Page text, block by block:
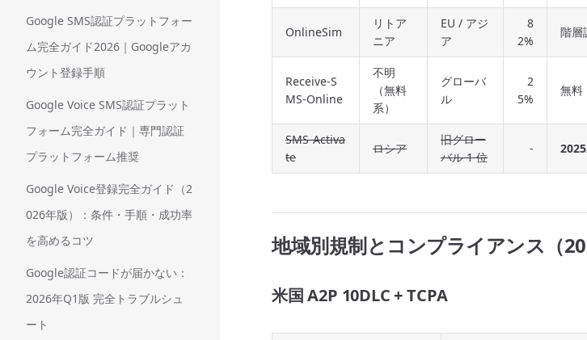
Google SMS認証プラットフォー
ム完全ガイド2026｜Googleアカ
ウント登録手順
Google Voice SMS認証プラット
フォーム完全ガイド｜専門認証
プラットフォーム推奨
Google Voice登録完全ガイド（2
026年版）：条件・手順・成功率
を高めるコツ
Google認証コードが届かない：
2026年Q1版 完全トラブルシュ
ート
OnlineSim
リトア
ニア
EU / アジ
ア
8
2%
階層
Receive-S
MS-Online
不明
（無料
系）
グローバ
ル
2
5%
無料
SMS-Activa
te
ロシア
旧グロー
バル 1 位
-
地域別規制とコンプライアンス（
米国 A2P 10DLC + TCPA